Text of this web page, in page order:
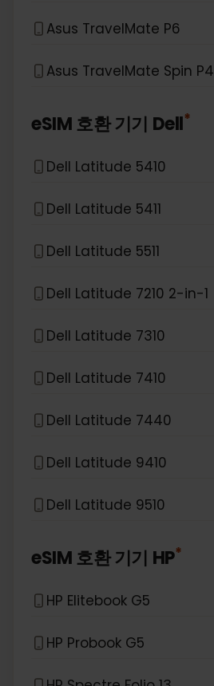
Asus TravelMate P6
Asus TravelMate Spin P4
eSIM 호환 기기 Dell*
Dell Latitude 5410
Dell Latitude 5411
Dell Latitude 5511
Dell Latitude 7210 2-in-1
Dell Latitude 7310
Dell Latitude 7410
Dell Latitude 7440
Dell Latitude 9410
Dell Latitude 9510
eSIM 호환 기기 HP*
HP Elitebook G5
HP Probook G5